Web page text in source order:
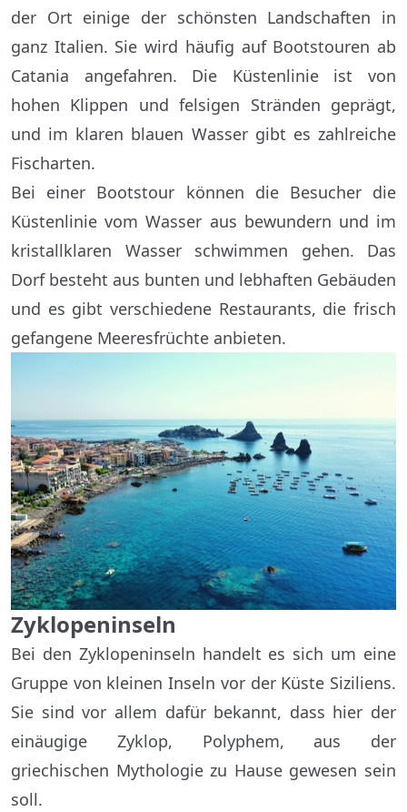
der Ort einige der schönsten Landschaften in
ganz Italien. Sie wird häufig auf Bootstouren ab
Catania angefahren. Die Küstenlinie ist von
hohen Klippen und felsigen Stränden geprägt,
und im klaren blauen Wasser gibt es zahlreiche
Fischarten.
Bei einer Bootstour können die Besucher die
Küstenlinie vom Wasser aus bewundern und im
kristallklaren Wasser schwimmen gehen. Das
Dorf besteht aus bunten und lebhaften Gebäuden
und es gibt verschiedene Restaurants, die frisch
gefangene Meeresfrüchte anbieten.
Zyklopeninseln
Bei den Zyklopeninseln handelt es sich um eine
Gruppe von kleinen Inseln vor der Küste Siziliens.
Sie sind vor allem dafür bekannt, dass hier der
einäugige Zyklop, Polyphem, aus der
griechischen Mythologie zu Hause gewesen sein
soll.